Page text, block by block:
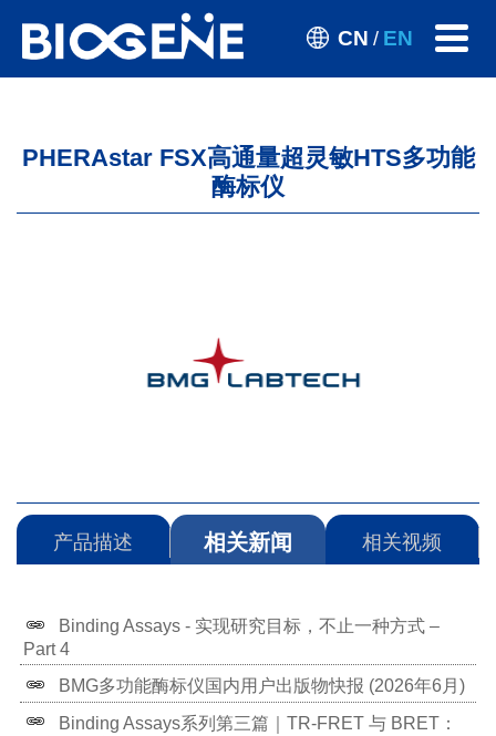
CN / EN
PHERAstar FSX高通量超灵敏HTS多功能
酶标仪